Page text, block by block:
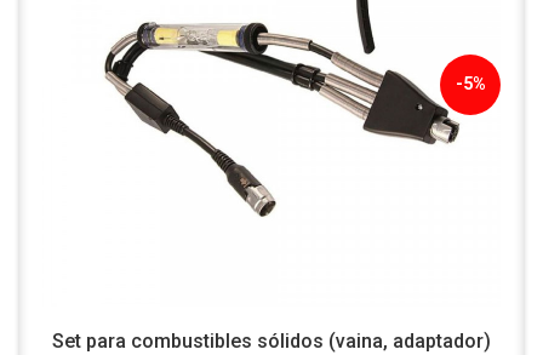
-5%
Set para combustibles sólidos (vaina, adaptador)